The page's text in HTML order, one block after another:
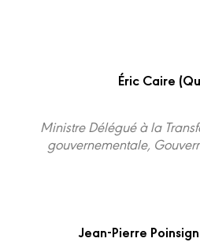
Éric Caire
Ministre Délégué à la
gouvernementale,
Jean-Pierre